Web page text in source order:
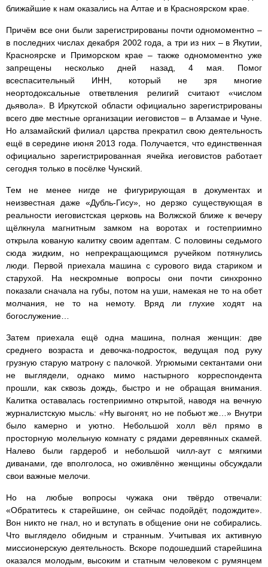
ближайшие к нам оказались на Алтае и в Красноярском крае.
Причём все они были зарегистрированы почти одномоментно –
в последних числах декабря 2002 года, а три из них – в Якутии,
Красноярске и Приморском крае – также одномоментно уже
запрещены несколько дней назад, 4 мая. Помог
всеспасительный ИНН, который не зря многие
неортодоксальные ответвления религий считают «числом
дьявола». В Иркутской области официально зарегистрированы
всего две местные организации иеговистов – в Алзамае и Чуне.
Но алзамайский филиал царства прекратил свою деятельность
ещё в середине июня 2013 года. Получается, что единственная
официально зарегистрированная ячейка иеговистов работает
сегодня только в посёлке Чунский.
Тем не менее нигде не фигурирующая в документах и
неизвестная даже «Дубль-Гису», но дерзко существующая в
реальности иеговистская церковь на Волжской ближе к вечеру
щёлкнула магнитным замком на воротах и гостеприимно
открыла кованую калитку своим адептам. С половины седьмого
сюда жидким, но непрекращающимся ручейком потянулись
люди. Первой приехала машина с сурового вида стариком и
старухой. На нескромные вопросы они почти синхронно
показали сначала на губы, потом на уши, намекая не то на обет
молчания, не то на немоту. Вряд ли глухие ходят на
богослужение…
Затем приехала ещё одна машина, полная женщин: две
среднего возраста и девочка-подросток, ведущая под руку
грузную старую матрону с палочкой. Угрюмыми сектантами они
не выглядели, однако мимо настырного корреспондента
прошли, как сквозь дождь, быстро и не обращая внимания.
Калитка оставалась гостеприимно открытой, наводя на вечную
журналистскую мысль: «Ну выгонят, но не побьют же…» Внутри
было камерно и уютно. Небольшой холл вёл прямо в
просторную молельную комнату с рядами деревянных скамей.
Налево были гардероб и небольшой чилл-аут с мягкими
диванами, где вполголоса, но оживлённо женщины обсуждали
свои важные мелочи.
Но на любые вопросы чужака они твёрдо отвечали:
«Обратитесь к старейшине, он сейчас подойдёт, подождите».
Вон никто не гнал, но и вступать в общение они не собирались.
Что выглядело обидным и странным. Учитывая их активную
миссионерскую деятельность. Вскоре подошедший старейшина
оказался молодым, высоким и статным человеком с румянцем